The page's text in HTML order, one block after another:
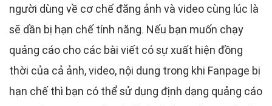
người dùng về cơ chế đăng ảnh và video cùng lúc là
sẽ dần bị hạn chế tính năng. Nếu bạn muốn chạy
quảng cáo cho các bài viết có sự xuất hiện đồng
thời của cả ảnh, video, nội dung trong khi Fanpage bị
hạn chế thì bạn có thể sử dụng định dạng quảng cáo